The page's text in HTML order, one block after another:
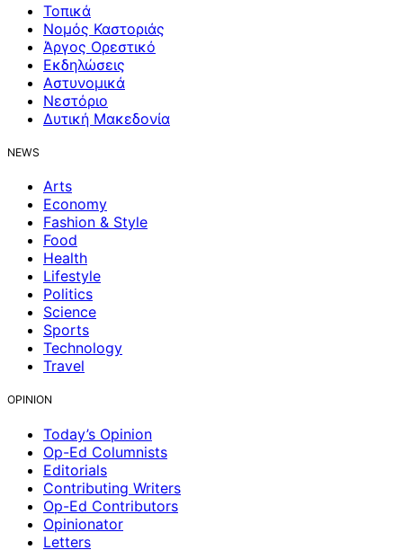
Τοπικά
Νομός Καστοριάς
Άργος Ορεστικό
Εκδηλώσεις
Αστυνομικά
Νεστόριο
Δυτική Μακεδονία
NEWS
Arts
Economy
Fashion & Style
Food
Health
Lifestyle
Politics
Science
Sports
Technology
Travel
OPINION
Today’s Opinion
Op-Ed Columnists
Editorials
Contributing Writers
Op-Ed Contributors
Opinionator
Letters